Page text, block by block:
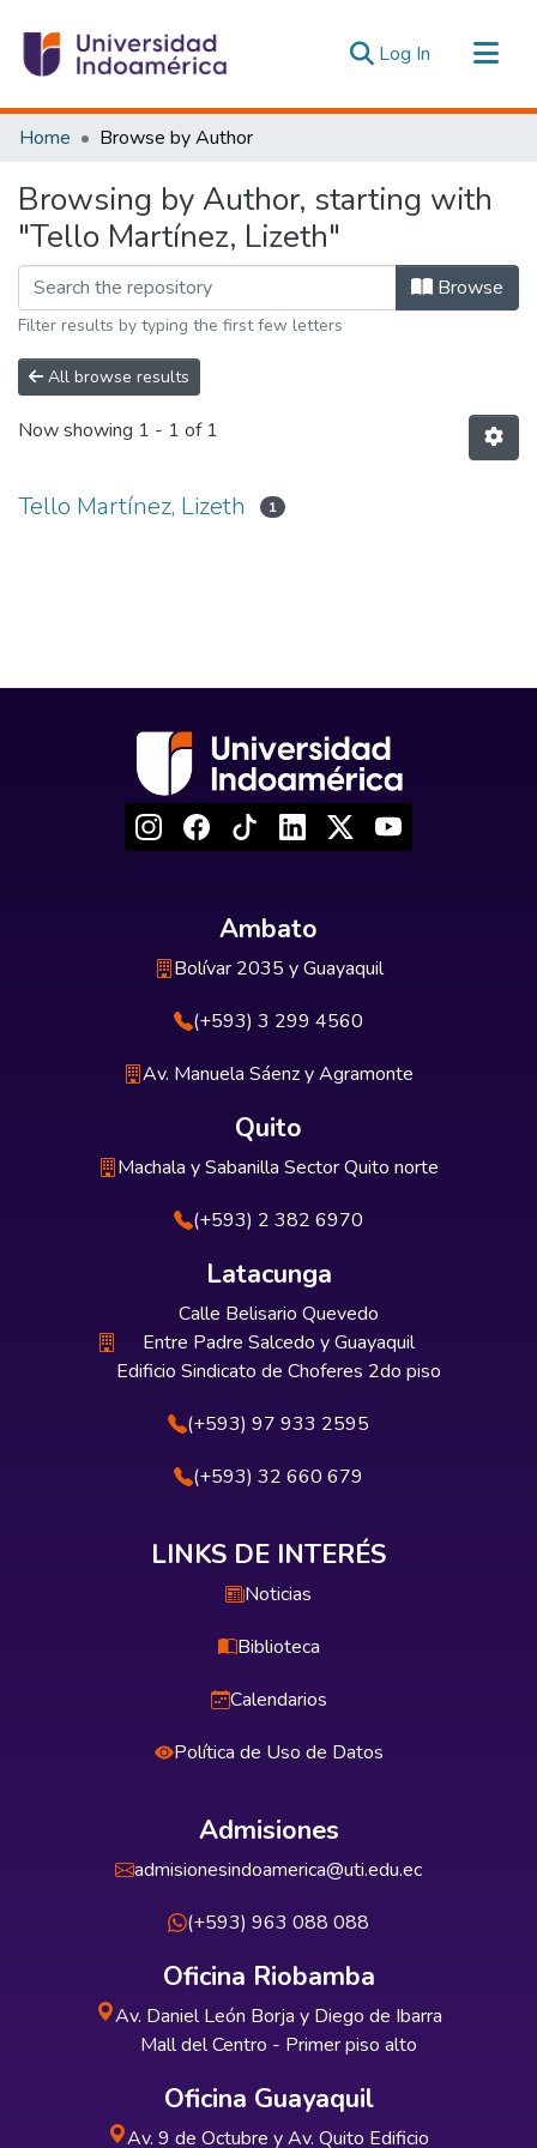
Log In (current)
Communities & Collections
Estadísticas Externas
Home Browse by Author
Browsing by Author, starting with
"Tello Martínez, Lizeth"
Browse
Filter results by typing the first few letters
All browse results
Now showing 1 - 1 of 1
Tello Martínez, Lizeth 1
Ambato
Bolívar 2035 y Guayaquil
(+593) 3 299 4560
Av. Manuela Sáenz y Agramonte
Quito
Machala y Sabanilla Sector Quito norte
(+593) 2 382 6970
Latacunga
Calle Belisario Quevedo
Entre Padre Salcedo y Guayaquil
Edificio Sindicato de Choferes 2do piso
(+593) 97 933 2595
(+593) 32 660 679
LINKS DE INTERÉS
Noticias
Biblioteca
Calendarios
Política de Uso de Datos
Admisiones
admisionesindoamerica@uti.edu.ec
(+593) 963 088 088
Oficina Riobamba
Av. Daniel León Borja y Diego de Ibarra
Mall del Centro - Primer piso alto
Oficina Guayaquil
Av. 9 de Octubre y Av. Quito Edificio